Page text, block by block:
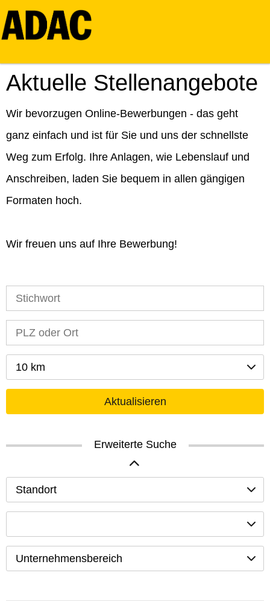
Aktuelle Stellenangebote
Wir bevorzugen Online-Bewerbungen - das geht
ganz einfach und ist für Sie und uns der schnellste
Weg zum Erfolg. Ihre Anlagen, wie Lebenslauf und
Anschreiben, laden Sie bequem in allen gängigen
Formaten hoch.
Wir freuen uns auf Ihre Bewerbung!
10 km
Aktualisieren
Erweiterte Suche
Standort
Unternehmensbereich